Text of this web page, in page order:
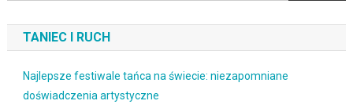
TANIEC I RUCH
Najlepsze festiwale tańca na świecie: niezapomniane
doświadczenia artystyczne